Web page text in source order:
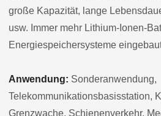
große Kapazität, lange
usw. Immer mehr Lithium-Ionen-
Energiespeichersysteme
Anwendung: Sonderanwendung,
Telekommunikationsbasisstation,
Grenzwache, Schienenverkehr,